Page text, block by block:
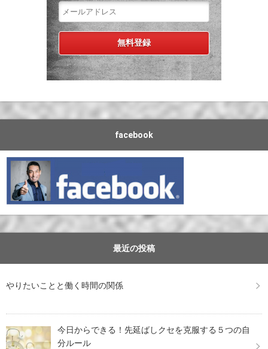
facebook
最近の投稿
やりたいことと働く時間の関係
今日からできる！先延ばしクセを克服する５つの自
分ルール